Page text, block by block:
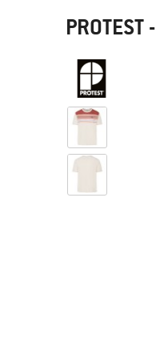
PROTEST -